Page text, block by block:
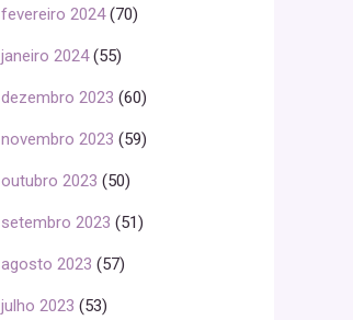
fevereiro 2024(70)
janeiro 2024(55)
dezembro 2023 (60)
novembro 2023 (59)
outubro 2023 (50)
setembro 2023 (51)
agosto 2023 (57)
julho 2023 (53)